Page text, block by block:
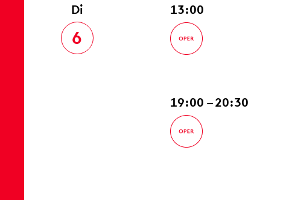
Di
6
13:00
19:00 – 20:30